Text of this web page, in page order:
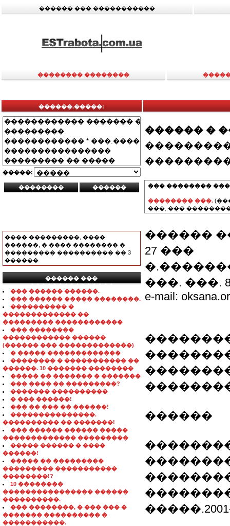
������ ��� �����������
�������� ��������
������.�����:
�����:
���� ���������, ����
������, � ���� �������� �
��������� ���������� �� 3
������.
������ ���
���������������
��� ������ ������.
��� ������ ����� ��������.
���������� �
������������� ��
��������� ������������
��� ��������
������������ ������
(������ ��� �������������)
� ����� �������������
�������� � ����������� ��
������. 10 ������� ��������
����� �� ������� � �������
��� ���� �� ���������?
������� ����������
� ��� ������!
��� �� ��� �� ������!
���������������.
���������� �� �������!
��� ������ ������ �����
������������� ���������
����� ������ � ����
������!
����� �� ���������
��������� �����������
��������!?
10 ��������
���������������� ������
����������.
��� ��������, � ��� ��� �
������� ���������� �
�����������.
������ �
��� ��������
�������� ���.
���, ���
������
27 ���
���. ���. 8-
e-mail:
������